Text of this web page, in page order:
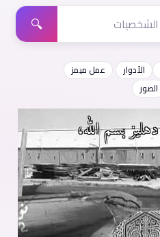
🔍
الأدوار
عمل ميمز
الصور